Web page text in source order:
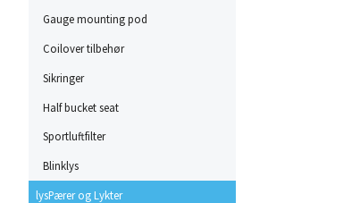
Gauge mounting pod
Coilover tilbehør
Sikringer
Half bucket seat
Sportluftfilter
Blinklys
lysPærer og Lykter